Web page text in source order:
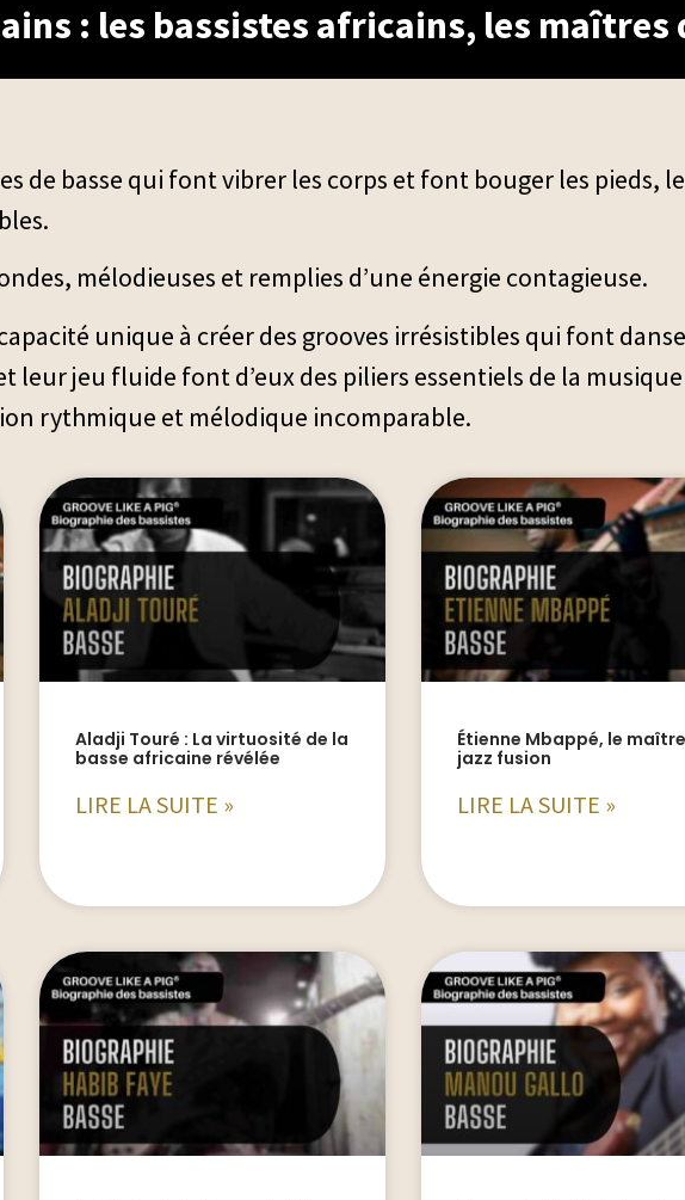
: les bassistes africains, les maîtres
de basse qui font vibrer les corps et font bouger les pieds,
mélodieuses et remplies d’une énergie contagieuse.
unique à créer des grooves irrésistibles qui font
leur jeu fluide font d’eux des piliers essentiels de la musique
rythmique et mélodique incomparable.
Aladji Touré : La virtuosité de la
basse africaine révélée
LIRE LA SUITE »
Étienne Mbappé, le
jazz fusion
LIRE LA SUITE »